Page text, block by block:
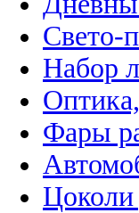
Свето-
Набор
Фары
Цоколи